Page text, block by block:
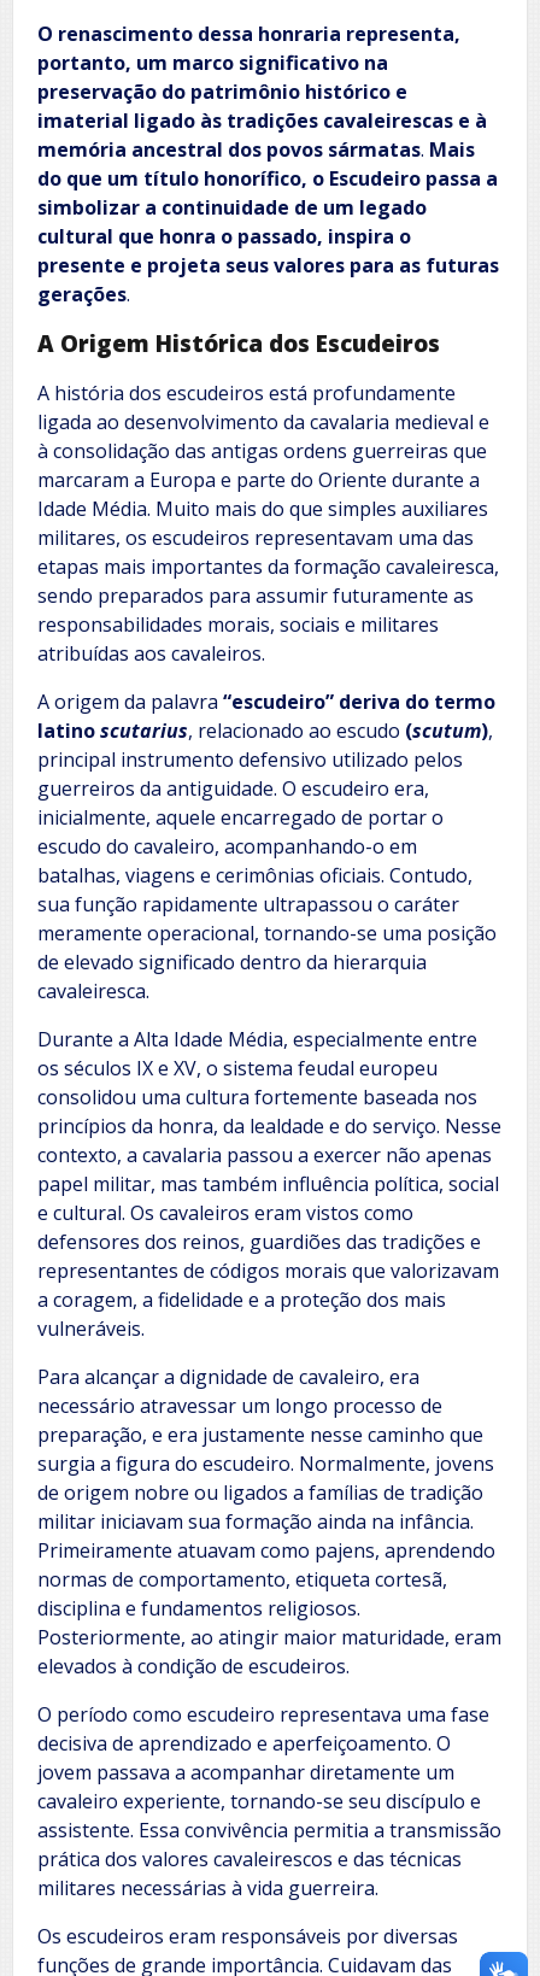
O renascimento dessa honraria representa,
portanto, um marco significativo na
preservação do patrimônio histórico e
imaterial ligado às tradições cavaleirescas e à
memória ancestral dos povos sármatas. Mais
do que um título honorífico, o Escudeiro passa a
simbolizar a continuidade de um legado
cultural que honra o passado, inspira o
presente e projeta seus valores para as futuras
gerações.
A Origem Histórica dos Escudeiros
A história dos escudeiros está profundamente
ligada ao desenvolvimento da cavalaria medieval e
à consolidação das antigas ordens guerreiras que
marcaram a Europa e parte do Oriente durante a
Idade Média. Muito mais do que simples auxiliares
militares, os escudeiros representavam uma das
etapas mais importantes da formação cavaleiresca,
sendo preparados para assumir futuramente as
responsabilidades morais, sociais e militares
atribuídas aos cavaleiros.
A origem da palavra “escudeiro” deriva do termo
latinoscutarius, relacionado ao escudo (scutum),
principal instrumento defensivo utilizado pelos
guerreiros da antiguidade. O escudeiro era,
inicialmente, aquele encarregado de portar o
escudo do cavaleiro, acompanhando-o em
batalhas, viagens e cerimônias oficiais. Contudo,
sua função rapidamente ultrapassou o caráter
meramente operacional, tornando-se uma posição
de elevado significado dentro da hierarquia
cavaleiresca.
Durante a Alta Idade Média, especialmente entre
os séculos IX e XV, o sistema feudal europeu
consolidou uma cultura fortemente baseada nos
princípios da honra, da lealdade e do serviço. Nesse
contexto, a cavalaria passou a exercer não apenas
papel militar, mas também influência política, social
e cultural. Os cavaleiros eram vistos como
defensores dos reinos, guardiões das tradições e
representantes de códigos morais que valorizavam
a coragem, a fidelidade e a proteção dos mais
vulneráveis.
Para alcançar a dignidade de cavaleiro, era
necessário atravessar um longo processo de
preparação, e era justamente nesse caminho que
surgia a figura do escudeiro. Normalmente, jovens
de origem nobre ou ligados a famílias de tradição
militar iniciavam sua formação ainda na infância.
Primeiramente atuavam como pajens, aprendendo
normas de comportamento, etiqueta cortesã,
disciplina e fundamentos religiosos.
Posteriormente, ao atingir maior maturidade, eram
elevados à condição de escudeiros.
O período como escudeiro representava uma fase
decisiva de aprendizado e aperfeiçoamento. O
jovem passava a acompanhar diretamente um
cavaleiro experiente, tornando-se seu discípulo e
assistente. Essa convivência permitia a transmissão
prática dos valores cavaleirescos e das técnicas
militares necessárias à vida guerreira.
Os escudeiros eram responsáveis por diversas
funções de grande importância. Cuidavam das